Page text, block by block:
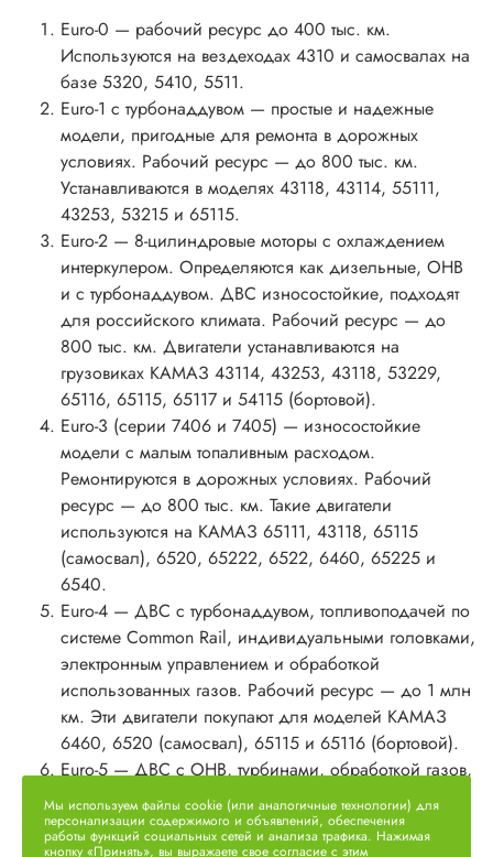
Euro-0 — рабочий ресурс до 400 тыс. км.
Используются на вездеходах 4310 и самосвалах на
базе 5320, 5410, 5511.
Euro-1 с турбонаддувом — простые и надежные
модели, пригодные для ремонта в дорожных
условиях. Рабочий ресурс — до 800 тыс. км.
Устанавливаются в моделях 43118, 43114, 55111,
43253, 53215 и 65115.
Euro-2 — 8-цилиндровые моторы с охлаждением
интеркулером. Определяются как дизельные, ОНВ
и с турбонаддувом. ДВС износостойкие, подходят
для российского климата. Рабочий ресурс — до
800 тыс. км. Двигатели устанавливаются на
грузовиках КАМАЗ 43114, 43253, 43118, 53229,
65116, 65115, 65117 и 54115 (бортовой).
Euro-3 (серии 7406 и 7405) — износостойкие
модели с малым топaливным расходом.
Ремонтируются в дорожных условиях. Рабочий
ресурс — до 800 тыс. км. Такие двигатели
используются на КАМАЗ 65111, 43118, 65115
(самосвал), 6520, 65222, 6522, 6460, 65225 и
6540.
Euro-4 — ДВС с турбонаддувом, топливоподачей по
системе Common Rail, индивидуальными головками,
электронным управлением и обработкой
использованных газов. Рабочий ресурс — до 1 млн
км. Эти двигатели покупают для моделей КАМАЗ
6460, 6520 (самосвал), 65115 и 65116 (бортовой).
Euro-5 — ДВС с ОНВ, турбинами, обработкой газов,
раздельными алюминиевыми ГБЦ, системой
диагностики, топливоподачей Bosch Common Rail и
электронным управлением. Ресурс — до 1 млн км.
Мы используем файлы cookie (или аналогичные технологии) для
персонализации содержимого и объявлений, обеспечения
работы функций социальных сетей и анализа трафика. Нажимая
кнопку «Принять», вы выражаете свое согласие с этим